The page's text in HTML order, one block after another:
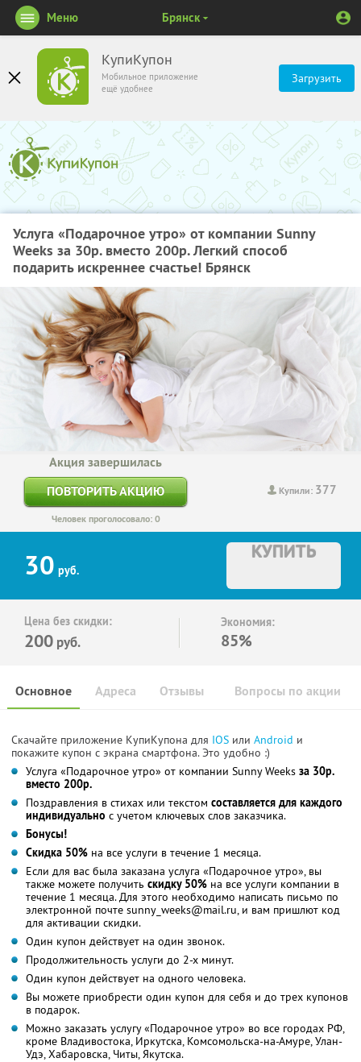
КупиКупон
Мобильное приложение
ещё удобнее
Загрузить
Меню Брянск
Услуга «Подарочное утро» от компании Sunny
Weeks за 30р. вместо 200р. Легкий способ
подарить искреннее счастье! Брянск
Купили: 377
Акция завершилась
ПОВТОРИТЬ АКЦИЮ
Человек проголосовало: 0
30 руб.
КУПИТЬ
Цена без скидки:
200 руб.
Экономия:
85%
Основное Отзывы Вопросы по акции
Адреса
Скачайте приложение КупиКупона для IOS или Android и
покажите купон с экрана смартфона. Это удобно :)
Услуга «Подарочное утро» от компании Sunny Weeks за 30р.
вместо 200р.
Поздравления в стихах или текстом составляется для каждого
индивидуально с учетом ключевых слов заказчика.
Бонусы!
Скидка 50% на все услуги в течение 1 месяца.
Если для вас была заказана услуга «Подарочное утро», вы
также можете получить скидку 50% на все услуги компании в
течение 1 месяца. Для этого необходимо написать письмо по
электронной почте sunny_weeks@mail.ru, и вам пришлют код
для активации скидки.
Один купон действует на один звонок.
Продолжительность услуги до 2-х минут.
Один купон действует на одного человека.
Вы можете приобрести один купон для себя и до трех купонов
в подарок.
Можно заказать услугу «Подарочное утро» во все городах РФ,
кроме Владивостока, Иркутска, Комсомольска-на-Амуре, Улан-
Удэ, Хабаровска, Читы, Якутска.